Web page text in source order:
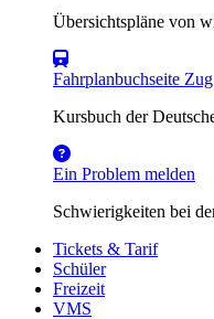
Übersichtspläne von
Fahrplanbuchseite Zug
Kursbuch der
Ein Problem melden
Schwierigkeiten bei
Tickets & Tarif
Schüler
Freizeit
VMS